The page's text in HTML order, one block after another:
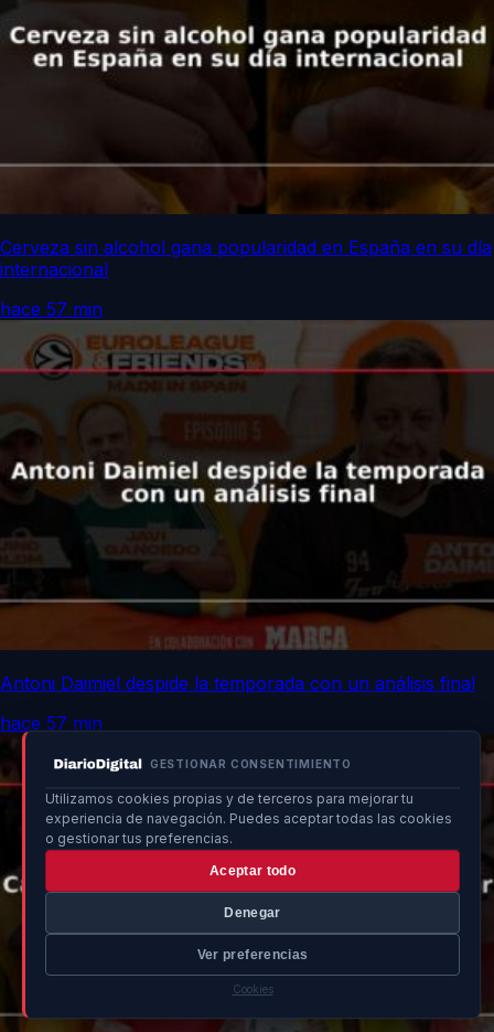
GESTIONAR CONSENTIMIENTO
Utilizamos cookies propias y de terceros para mejorar tu
experiencia de navegación. Puedes aceptar todas las cookies
o gestionar tus preferencias.
Aceptar todo
Denegar
Ver preferencias
Cookies
Cerveza sin alcohol gana popularidad en España en su día
internacional
hace 57 min
Antoni Daimiel despide la temporada con un análisis final
hace 57 min